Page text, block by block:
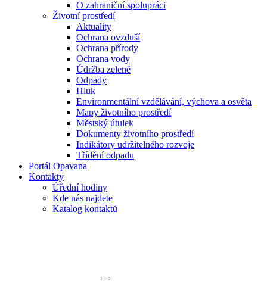
O zahraniční spolupráci
Životní prostředí
Aktuality
Ochrana ovzduší
Ochrana přírody
Ochrana vody
Údržba zeleně
Odpady
Hluk
Environmentální vzdělávání, výchova a osvěta
Mapy životního prostředí
Městský útulek
Dokumenty životního prostředí
Indikátory udržitelného rozvoje
Třídění odpadu
Portál Opavana
Kontakty
Úřední hodiny
Kde nás najdete
Katalog kontaktů